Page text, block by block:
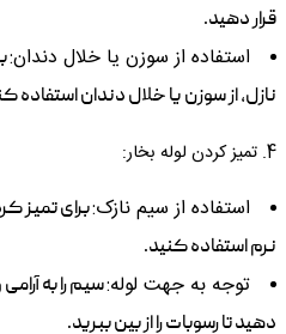
قرار دهید.
استفاده از سوزن یا خلال دندان:
نازل، از سوزن یا خلال دندان استفاده
4. تمیز کردن لوله بخار:
استفاده از سیم نازک:برای تمیز
نرم استفاده کنید.
توجه به جهت لوله:سیم را به
دهید تا رسوبات را از بین ببرید.